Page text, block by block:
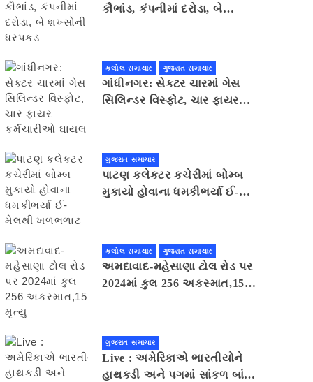
કૌભાંડ, કંપનીમાં દરોડા, બે
કલોલ સમાચાર ગુજરાત સમાચાર
ગાંધીનગર: સેક્ટર ચારમાં ગેસ
સિલિન્ડર વિસ્ફોટ, ચાર ફાયર
ગુજરાત સમાચાર
પાટણ કલેકટર કચેરીમાં બોમ્બ
મુકાયો હોવાના ધમકીભર્યા ઈ-
કલોલ સમાચાર ગુજરાત સમાચાર
અમદાવાદ-મહેસાણા ટોલ રોડ પર
2024માં કુલ 256 અકસ્માત,15
ગુજરાત સમાચાર
Live : અમેરિકાએ ભારતીયોને
હાથકડી અને પગમાં સાંકળ બાંધી,